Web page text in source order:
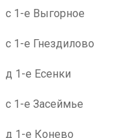
с 1-е Выгорное
с 1-е Гнездилово
д 1-е Есенки
с 1-е Засеймье
д 1-е Конево